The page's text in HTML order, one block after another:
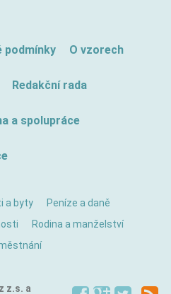
podmínky O vzorech
Redakční rada
a spolupráce
a byty
Peníze a daně
Rodina a manželství
z.s. a